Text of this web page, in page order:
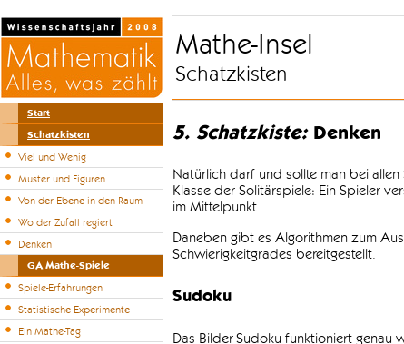
Start
Schatzkisten
Viel und Wenig
Muster und Figuren
Von der Ebene in den Raum
Wo der Zufall regiert
Denken
GA Mathe-Spiele
Spiele-Erfahrungen
Statistische Experimente
Ein Mathe-Tag
Mathe-Insel
Schatzkisten
5. Schatzkiste:Denken
Natürlich darf und sollte man bei
Klasse der Solitärspiele: Ein Spieler
im Mittelpunkt.
Daneben gibt es Algorithmen zum
Schwierigkeitgrades bereitgestellt.
Sudoku
Das Bilder-Sudoku funktioniert genau